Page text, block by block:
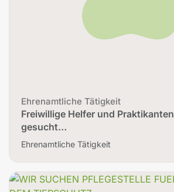
Ehrenamtliche Tätigkeit
Freiwillige Helfer und Praktikanten
gesucht…
Ehrenamtliche Tätigkeit